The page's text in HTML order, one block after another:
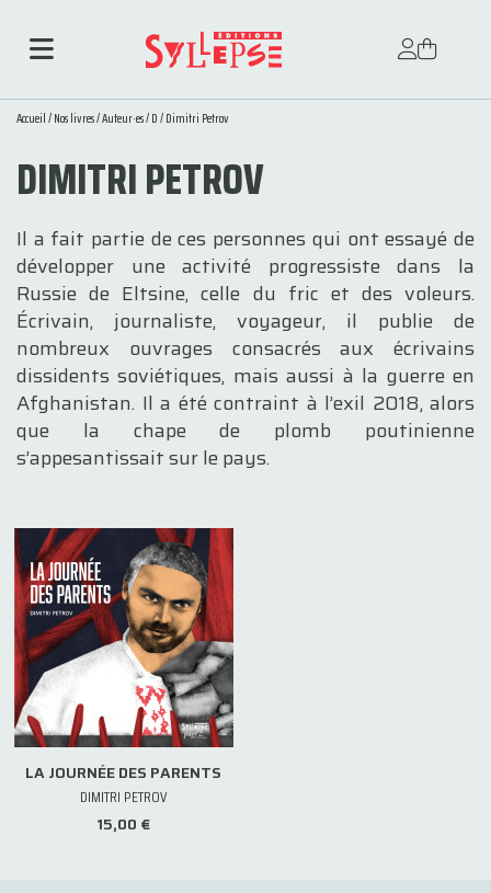
Accueil/Nos livres/Auteur·es/D/ Dimitri Petrov
DIMITRI PETROV
Il a fait partie de ces personnes qui ont essayé de
développer une activité progressiste dans la
Russie de Eltsine, celle du fric et des voleurs.
Écrivain, journaliste, voyageur, il publie de
nombreux ouvrages consacrés aux écrivains
dissidents soviétiques, mais aussi à la guerre en
Afghanistan. Il a été contraint à l’exil 2018, alors
que la chape de plomb poutinienne
s’appesantissait sur le pays.
LA JOURNÉE DES PARENTS
DIMITRI PETROV
15,00 €